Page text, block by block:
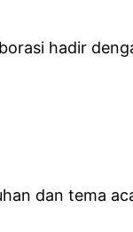
hadir
dan tema